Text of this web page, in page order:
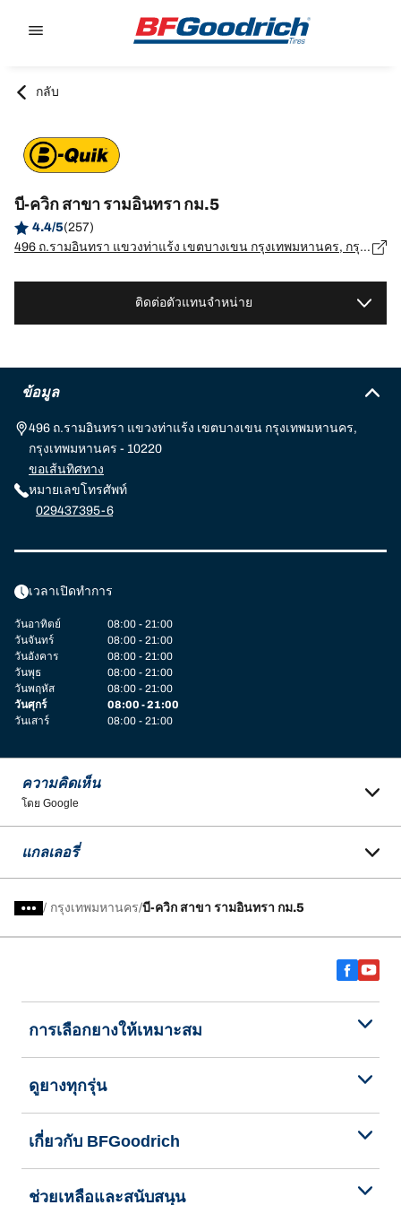
กลับ
บี-ควิก สาขา รามอินทรา กม.5
4.4/5(257)
496 ถ.รามอินทรา แขวงท่าแร้ง เขตบางเขน กรุงเทพมหานคร, กรุงเทพมหานคร - 10220
ติดต่อตัวแทนจำหน่าย
ข้อมูล
496 ถ.รามอินทรา แขวงท่าแร้ง เขตบางเขน กรุงเทพมหานคร,
กรุงเทพมหานคร - 10220
ขอเส้นทิศทาง
หมายเลขโทรศัพท์
029437395-6
เวลาเปิดทำการ
วันอาทิตย์
08:00 - 21:00
วันจันทร์
08:00 - 21:00
วันอังคาร
08:00 - 21:00
วันพุธ
08:00 - 21:00
วันพฤหัส
08:00 - 21:00
วันศุกร์
08:00 - 21:00
วันเสาร์
08:00 - 21:00
ความคิดเห็น
โดย Google
แกลเลอรี่
/ กรุงเทพมหานคร บี-ควิก สาขา รามอินทรา กม.5
การเลือกยางให้เหมาะสม
ดูยางทุกรุ่น
เกี่ยวกับ BFGoodrich
ช่วยเหลือและสนับสนุน